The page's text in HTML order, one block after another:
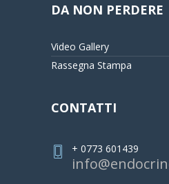
DA NON PERDERE
Video Gallery
Rassegna Stampa
CONTATTI
+ 0773 601439